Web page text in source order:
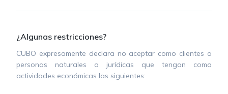
¿Algunas restricciones?
CUBO expresamente declara no aceptar como clientes a
personas naturales o jurídicas que tengan como
actividades económicas las siguientes: